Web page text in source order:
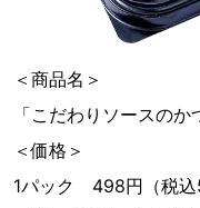
＜商品名＞
「こだわりソースのか
＜価格＞
1パック 498円（税込